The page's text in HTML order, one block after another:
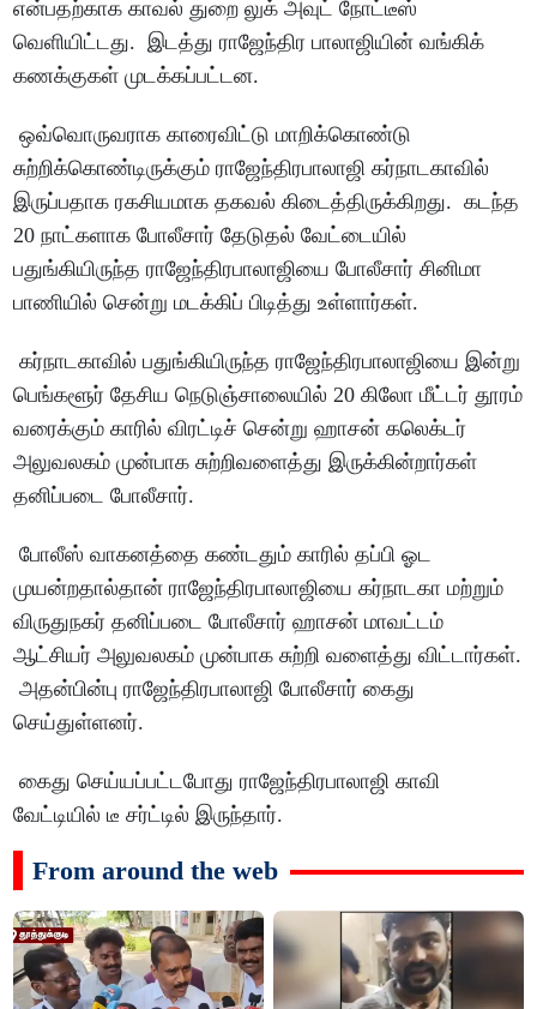
என்பதற்காக காவல் துறை லுக் அவுட் நோட்டீஸ்
வெளியிட்டது. இடத்து ராஜேந்திர பாலாஜியின் வங்கிக்
கணக்குகள் முடக்கப்பட்டன.
ஒவ்வொருவராக காரைவிட்டு மாறிக்கொண்டு
சுற்றிக்கொண்டிருக்கும் ராஜேந்திரபாலாஜி கர்நாடகாவில்
இருப்பதாக ரகசியமாக தகவல் கிடைத்திருக்கிறது. கடந்த
20 நாட்களாக போலீசார் தேடுதல் வேட்டையில்
பதுங்கியிருந்த ராஜேந்திரபாலாஜியை போலீசார் சினிமா
பாணியில் சென்று மடக்கிப் பிடித்து உள்ளார்கள்.
கர்நாடகாவில் பதுங்கியிருந்த ராஜேந்திரபாலாஜியை இன்று
பெங்களூர் தேசிய நெடுஞ்சாலையில் 20 கிலோ மீட்டர் தூரம்
வரைக்கும் காரில் விரட்டிச் சென்று ஹாசன் கலெக்டர்
அலுவலகம் முன்பாக சுற்றிவளைத்து இருக்கின்றார்கள்
தனிப்படை போலீசார்.
போலீஸ் வாகனத்தை கண்டதும் காரில் தப்பி ஓட
முயன்றதால்தான் ராஜேந்திரபாலாஜியை கர்நாடகா மற்றும்
விருதுநகர் தனிப்படை போலீசார் ஹாசன் மாவட்டம்
ஆட்சியர் அலுவலகம் முன்பாக சுற்றி வளைத்து விட்டார்கள்.
அதன்பின்பு ராஜேந்திரபாலாஜி போலீசார் கைது
செய்துள்ளனர்.
கைது செய்யப்பட்டபோது ராஜேந்திரபாலாஜி காவி
வேட்டியில் டீ சர்ட்டில் இருந்தார்.
From around the web